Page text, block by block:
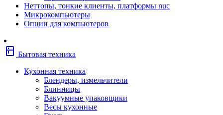
Фены
Щипцы
Электробритвы
Сушильные машины
Морозильные камеры
Плиты
Неттопы, тонкие клиенты, платформы nuc
Микрокомпьютеры
Опции для компьютеров
kitchen Бытовая техника
Кухонная техника
Блендеры, измельчители
Блинницы
Вакуумные упаковщики
Весы кухонные